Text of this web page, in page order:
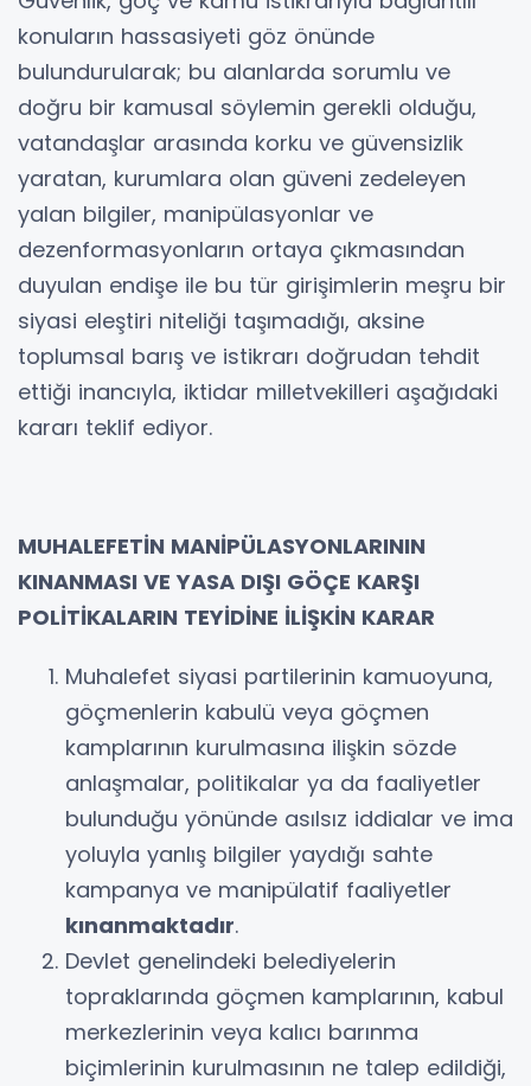
konuların hassasiyeti göz önünde
bulundurularak; bu alanlarda sorumlu ve
doğru bir kamusal söylemin gerekli olduğu,
vatandaşlar arasında korku ve güvensizlik
yaratan, kurumlara olan güveni zedeleyen
yalan bilgiler, manipülasyonlar ve
dezenformasyonların ortaya çıkmasından
duyulan endişe ile bu tür girişimlerin meşru bir
siyasi eleştiri niteliği taşımadığı, aksine
toplumsal barış ve istikrarı doğrudan tehdit
ettiği inancıyla, iktidar milletvekilleri aşağıdaki
kararı teklif ediyor.
MUHALEFETİN MANİPÜLASYONLARININ
KINANMASI VE YASA DIŞI GÖÇE KARŞI
POLİTİKALARIN TEYİDİNE İLİŞKİN KARAR
Muhalefet siyasi partilerinin kamuoyuna,
göçmenlerin kabulü veya göçmen
kamplarının kurulmasına ilişkin sözde
anlaşmalar, politikalar ya da faaliyetler
bulunduğu yönünde asılsız iddialar ve ima
yoluyla yanlış bilgiler yaydığı sahte
kampanya ve manipülatif faaliyetler
kınanmaktadır.
Devlet genelindeki belediyelerin
topraklarında göçmen kamplarının, kabul
merkezlerinin veya kalıcı barınma
biçimlerinin kurulmasının ne talep edildiği,